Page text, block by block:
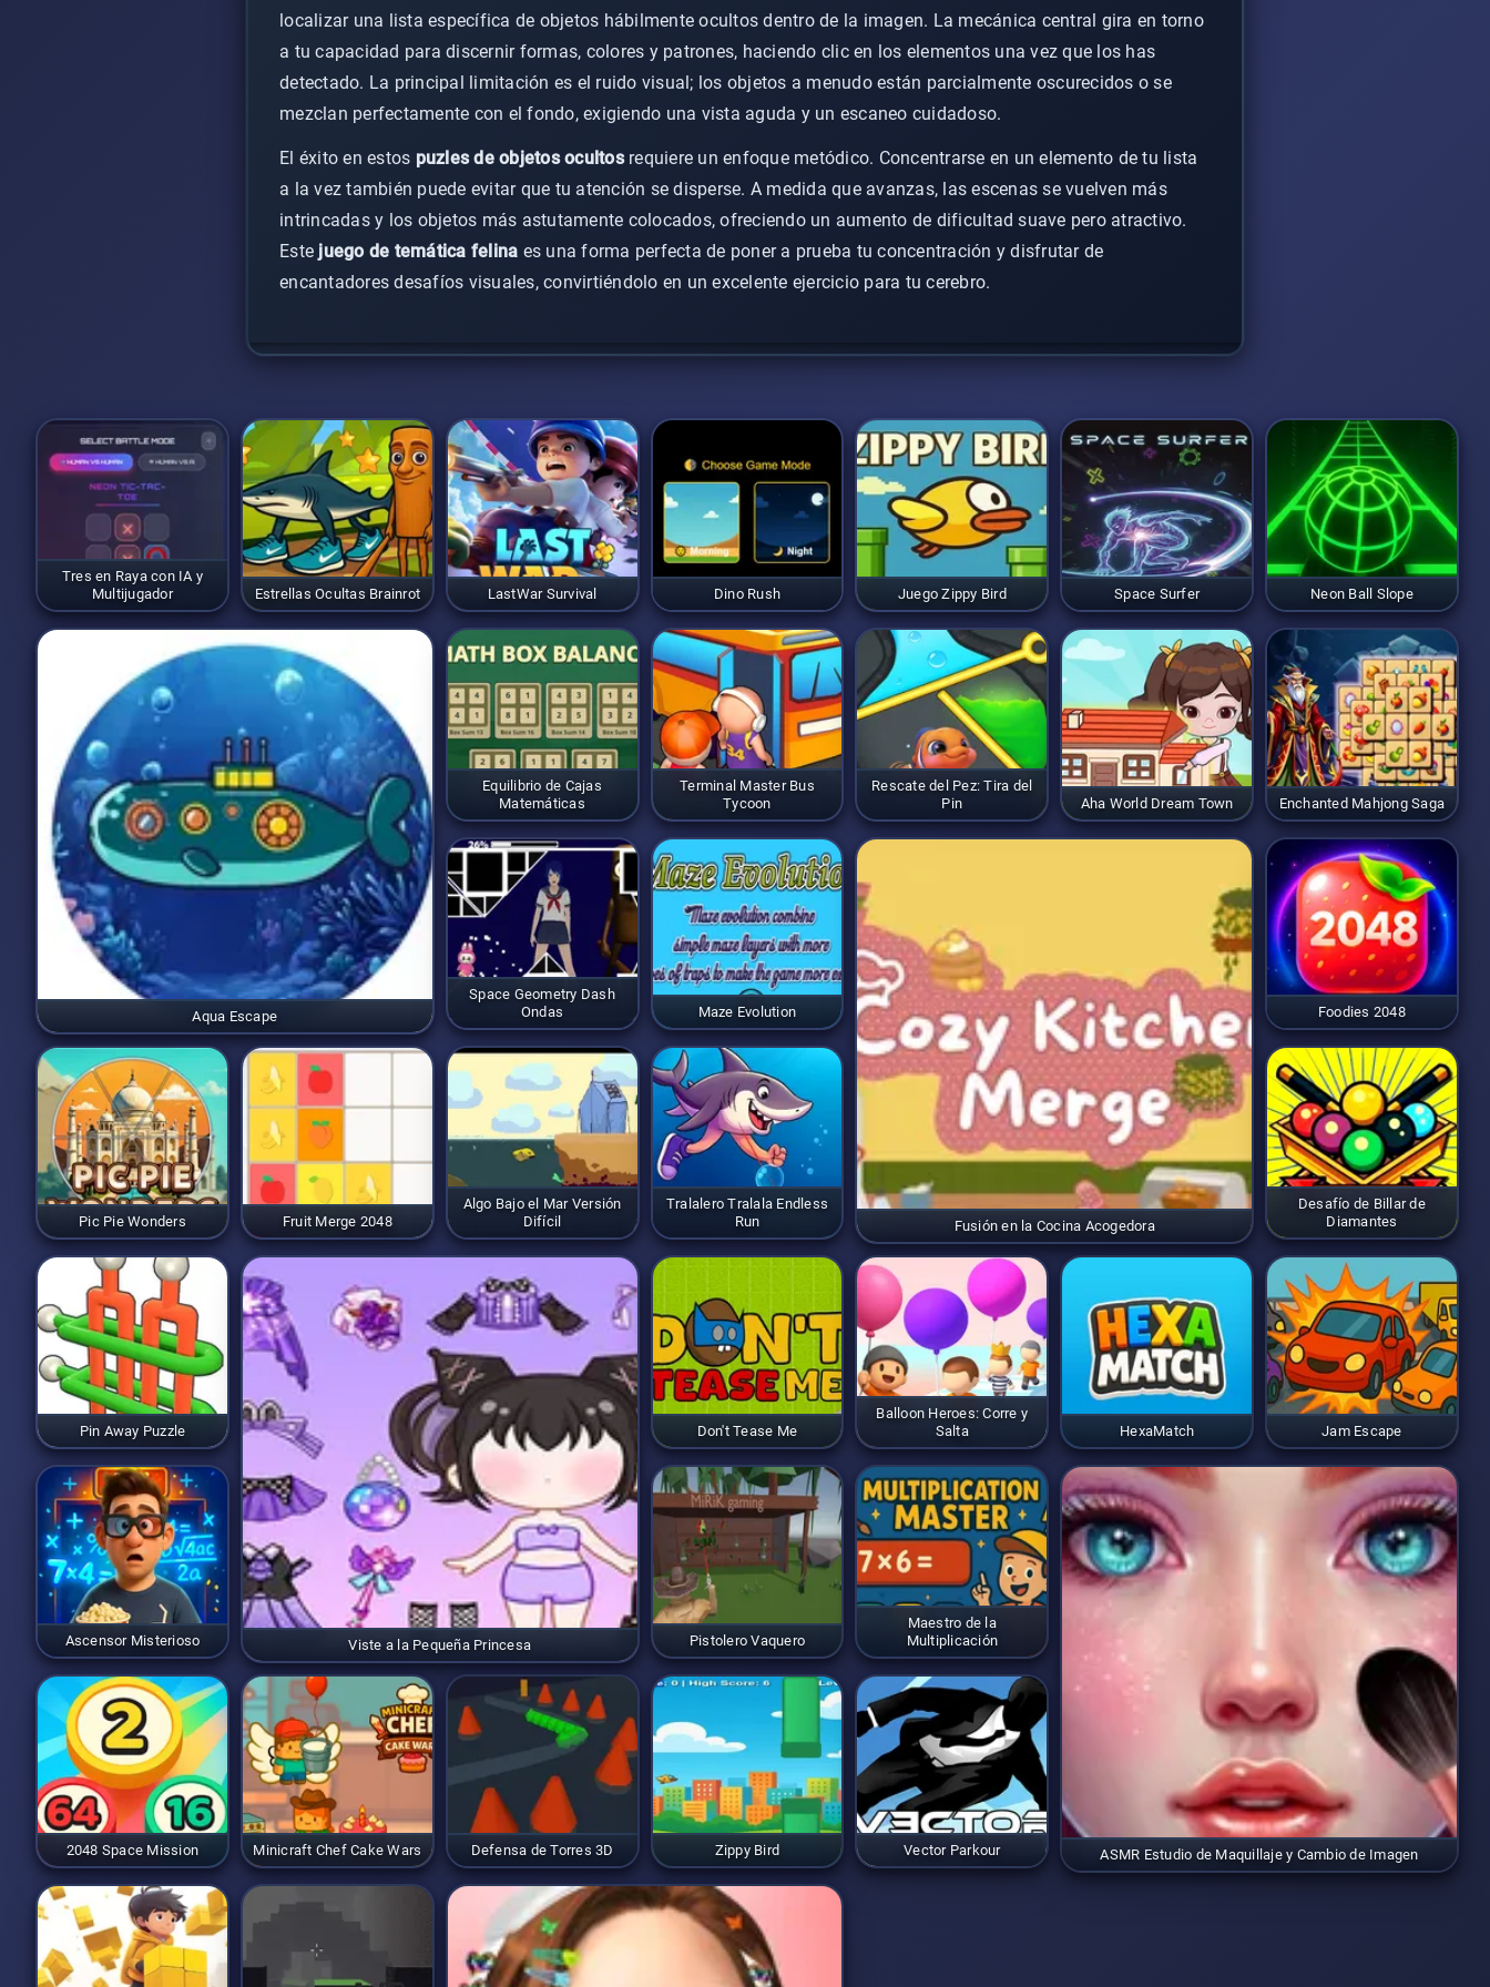
localizar una lista específica de objetos hábilmente ocultos dentro de la imagen. La mecánica central gira en torno
a tu capacidad para discernir formas, colores y patrones, haciendo clic en los elementos una vez que los has
detectado. La principal limitación es el ruido visual; los objetos a menudo están parcialmente oscurecidos o se
mezclan perfectamente con el fondo, exigiendo una vista aguda y un escaneo cuidadoso.
El éxito en estos puzles de objetos ocultosrequiere un enfoque metódico. Concentrarse en un elemento de tu lista
a la vez también puede evitar que tu atención se disperse. A medida que avanzas, las escenas se vuelven más
intrincadas y los objetos más astutamente colocados, ofreciendo un aumento de dificultad suave pero atractivo.
Este juego de temática felina es una forma perfecta de poner a prueba tu concentración y disfrutar de
encantadores desafíos visuales, convirtiéndolo en un excelente ejercicio para tu cerebro.
Tres en Raya con IA y
Multijugador
Estrellas Ocultas Brainrot LastWar Survival Dino Rush Juego Zippy Bird Space Surfer Neon Ball Slope
Aqua Escape
Equilibrio de Cajas
Matemáticas
Terminal Master Bus
Tycoon
Rescate del Pez: Tira del
Pin
Aha World Dream Town Enchanted Mahjong Saga
Space Geometry Dash
Ondas
Maze Evolution
Fusión en la Cocina Acogedora
Foodies 2048
Pic Pie Wonders Fruit Merge 2048
Algo Bajo el Mar Versión
Difícil
Tralalero Tralala Endless
Run
Desafío de Billar de
Diamantes
Pin Away Puzzle
Viste a la Pequeña Princesa
Don't Tease Me
Balloon Heroes: Corre y
Salta
HexaMatch Jam Escape
Ascensor Misterioso Pistolero Vaquero
Maestro de la
Multiplicación
ASMR Estudio de Maquillaje y Cambio de Imagen
2048 Space Mission Minicraft Chef Cake Wars Defensa de Torres 3D Zippy Bird Vector Parkour